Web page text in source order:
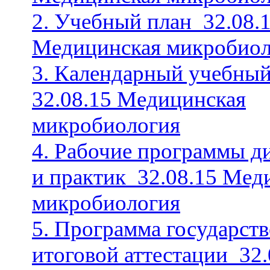
2. Учебный
Медицинская
3. Календарный
32.08.15 Медицинская
микробиология
4. Рабочие программы
и практик_32.08.15
микробиология
5. Программа
итоговой